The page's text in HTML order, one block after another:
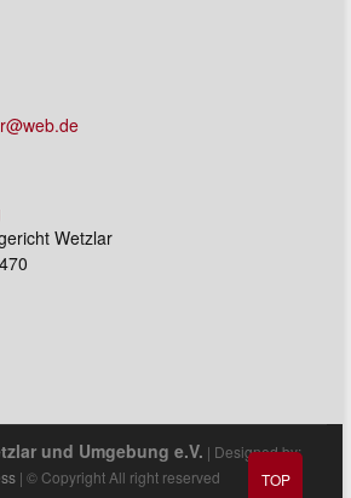
Wetzlar
und Umgebung e.V. | Designed by:
| © Copyright All right reserved TOP